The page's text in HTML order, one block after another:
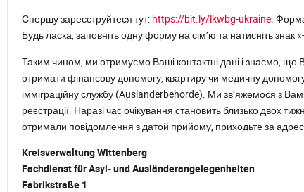
Спершу зареєструйтеся тут: https://bit.ly/lkwbg-ukraine.
Будь ласка, заповніть одну форму на сім’ю та натисніть знак
Таким чином, ми отримуємо Ваші контактні дані і знаємо,
отримати фінансову допомогу, квартиру чи медичну
імміграційну службу (Ausländerbehörde). Ми зв’яжемося з
реєстрації. Наразі час очікування становить близько двох
отримали повідомлення з датой прийому, приходьте за
Kreisverwaltung Wittenberg
Fachdienst für Asyl- und Ausländerangelegenheiten
Fabrikstraße 1